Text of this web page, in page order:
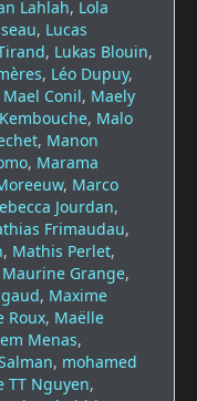
Lahlah, Lola
, Lucas
, Lukas Blouin,
, Léo Dupuy,
Mael Conil, Maely
, Malo
, Manon
, Marama
, Marco
Jourdan,
Frimaudau,
, Mathis Perlet,
Maurine Grange,
, Maxime
Roux, Maëlle
Menas,
, mohamed
TT Nguyen,